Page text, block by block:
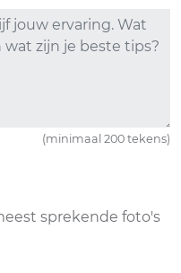
(minimaal 200 tekens)
sprekende foto's